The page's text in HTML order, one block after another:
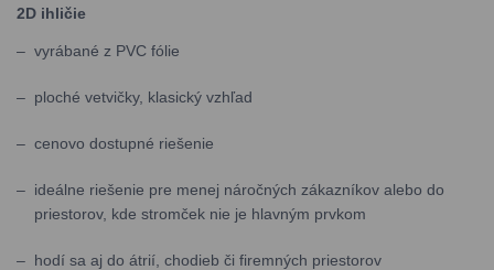
2D ihličie
vyrábané z PVC fólie
ploché vetvičky, klasický vzhľad
cenovo dostupné riešenie
ideálne riešenie pre menej náročných zákazníkov alebo do
priestorov, kde stromček nie je hlavným prvkom
hodí sa aj do átrií, chodieb či firemných priestorov